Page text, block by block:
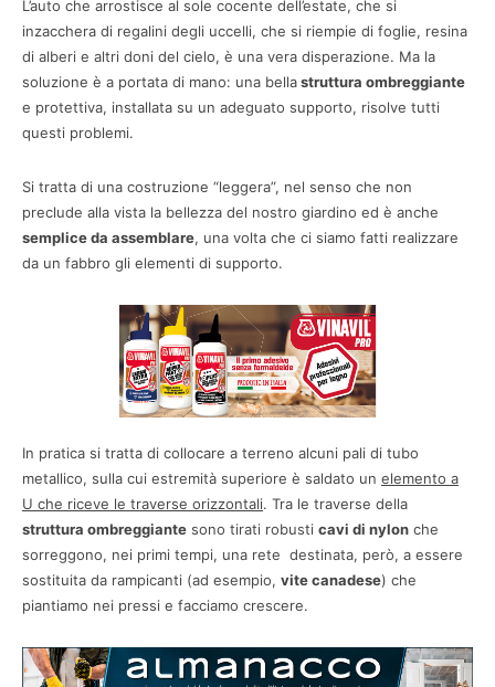
L’auto che arrostisce al sole cocente dell’estate, che si
inzacchera di regalini degli uccelli, che si riempie di foglie, resina
di alberi e altri doni del cielo, è una vera disperazione. Ma la
soluzione è a portata di mano: una bellastruttura ombreggiante
e protettiva, installata su un adeguato supporto, risolve tutti
questi problemi.
Si tratta di una costruzione “leggera”, nel senso che non
preclude alla vista la bellezza del nostro giardino ed è anche
semplice da assemblare, una volta che ci siamo fatti realizzare
da un fabbro gli elementi di supporto.
In pratica si tratta di collocare a terreno alcuni pali di tubo
metallico, sulla cui estremità superiore è saldato un elemento a
U che riceve le traverse orizzontali. Tra le traverse della
struttura ombreggiante sono tirati robusti cavi di nylon che
sorreggono, nei primi tempi, una rete destinata, però, a essere
sostituita da rampicanti (ad esempio, vite canadese) che
piantiamo nei pressi e facciamo crescere.